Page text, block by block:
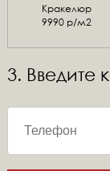
Кракелюр
9990 р/м2
3. Введите